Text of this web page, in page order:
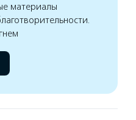
материалы